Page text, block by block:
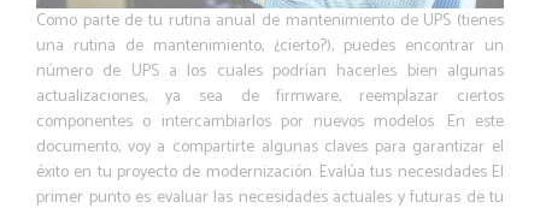
Como parte de tu rutina anual de mantenimiento de UPS (tienes
una rutina de mantenimiento, ¿cierto?), puedes encontrar un
número de UPS a los cuales podrían hacerles bien algunas
actualizaciones, ya sea de firmware, reemplazar ciertos
componentes o intercambiarlos por nuevos modelos. En este
documento, voy a compartirte algunas claves para garantizar el
éxito en tu proyecto de modernización. Evalúa tus necesidades El
primer punto es evaluar las necesidades actuales y futuras de tu